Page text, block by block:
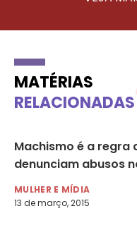
MATÉRIAS
RELACIONADAS
Machismo é a regra
denunciam abusos
MULHER E MÍDIA
13 de março, 2015